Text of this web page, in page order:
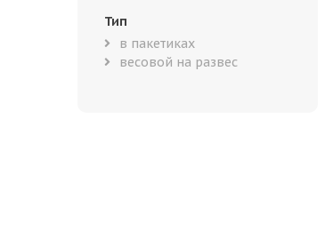
Тип
в пакетиках
весовой на развес